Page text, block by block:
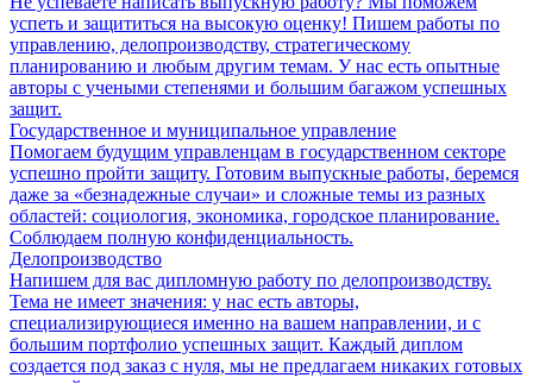
успеть и защититься на высокую оценку! Пишем работы по
управлению, делопроизводству, стратегическому
планированию и любым другим темам. У нас есть опытные
авторы с учеными степенями и большим багажом успешных
защит.
Государственное и муниципальное управление
Помогаем будущим управленцам в государственном секторе
успешно пройти защиту. Готовим выпускные работы, беремся
даже за «безнадежные случаи» и сложные темы из разных
областей: социология, экономика, городское планирование.
Соблюдаем полную конфиденциальность.
Делопроизводство
Напишем для вас дипломную работу по делопроизводству.
Тема не имеет значения: у нас есть авторы,
специализирующиеся именно на вашем направлении, и с
большим портфолио успешных защит. Каждый диплом
создается под заказ с нуля, мы не предлагаем никаких готовых